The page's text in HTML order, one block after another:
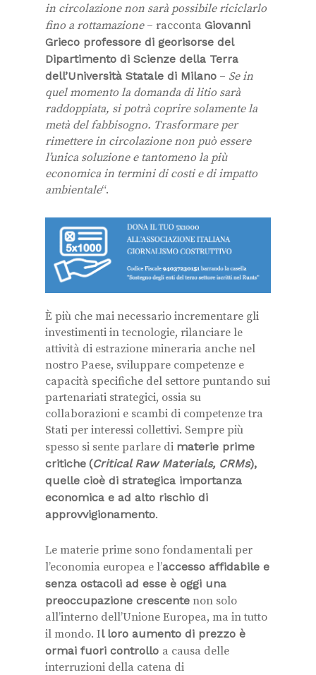
in circolazione non sarà possibile riciclarlo
fino a rottamazione – racconta Giovanni
Grieco professore di georisorse del
Dipartimento di Scienze della Terra
dell’Università Statale di Milano – Se in
quel momento la domanda di litio sarà
raddoppiata, si potrà coprire solamente la
metà del fabbisogno. Trasformare per
rimettere in circolazione non può essere
l’unica soluzione e tantomeno la più
economica in termini di costi e di impatto
ambientale“.
È più che mai necessario incrementare gli
investimenti in tecnologie, rilanciare le
attività di estrazione mineraria anche nel
nostro Paese, sviluppare competenze e
capacità specifiche del settore puntando sui
partenariati strategici, ossia su
collaborazioni e scambi di competenze tra
Stati per interessi collettivi. Sempre più
spesso si sente parlare di materie prime
critiche (Critical Raw Materials, CRMs),
quelle cioè di strategica importanza
economica e ad alto rischio di
approvvigionamento.
Le materie prime sono fondamentali per
l’economia europea e l’accesso affidabile e
senza ostacoli ad esse è oggi una
preoccupazione crescente non solo
all’interno dell’Unione Europea, ma in tutto
il mondo. Il loro aumento di prezzo è
ormai fuori controllo a causa delle
interruzioni della catena di